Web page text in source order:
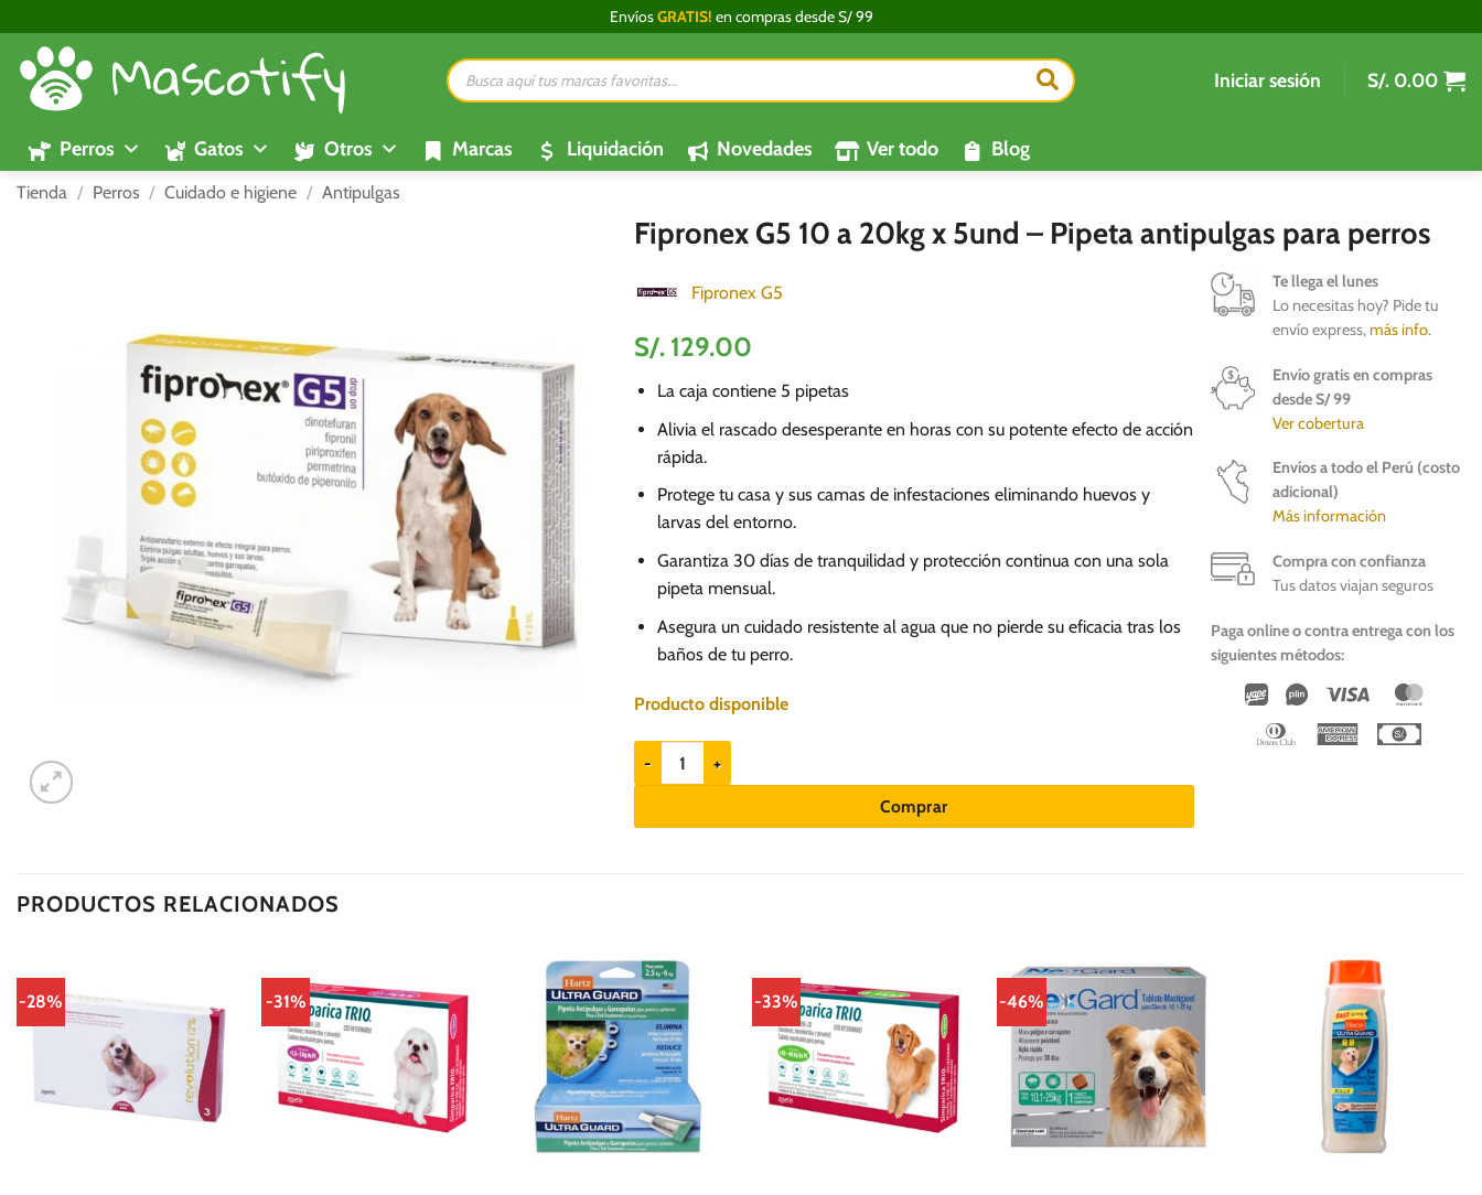
al
contenido
EnvíosGRATIS! en compras desde S/ 99
Búsqueda
de
productos
Iniciar sesión S/. 0.00
Perros Gatos Otros Marcas Liquidación Novedades Ver todo Blog
Tienda / Perros / Cuidado e higiene / Antipulgas
Fipronex G5 10 a 20kg x 5und – Pipeta antipulgas para perros
Fipronex G5
S/. 129.00
La caja contiene 5 pipetas
Alivia el rascado desesperante en horas con su potente efecto de acción
rápida.
Protege tu casa y sus camas de infestaciones eliminando huevos y
larvas del entorno.
Garantiza 30 días de tranquilidad y protección continua con una sola
pipeta mensual.
Asegura un cuidado resistente al agua que no pierde su eficacia tras los
baños de tu perro.
Producto disponible
Fipronex G5 10 a 20kg x 5und - Pipeta antipulgas para perros cantidad
Comprar
Te llega el lunes
Lo necesitas hoy? Pide tu
envío express,más info.
Envío gratis en compras
desde S/ 99
Ver cobertura
Envíos a todo el Perú (costo
adicional)
Más información
Compra con confianza
Tus datos viajan seguros
Paga online o contra entrega con los
siguientes métodos:
Wirecard
Vipps Visa
Dinners
American
PRODUCTOS RELACIONADOS
-28% -31% -33% -46%